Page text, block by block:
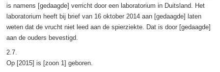
is namens [gedaagde] verricht door een laboratorium in Duitsland. Het
laboratorium heeft bij brief van 16 oktober 2014 aan [gedaagde] laten
weten dat de vrucht niet leed aan de spierziekte. Dat is door [gedaagde]
aan de ouders bevestigd.
2.7.
Op [2015] is [zoon 1] geboren.